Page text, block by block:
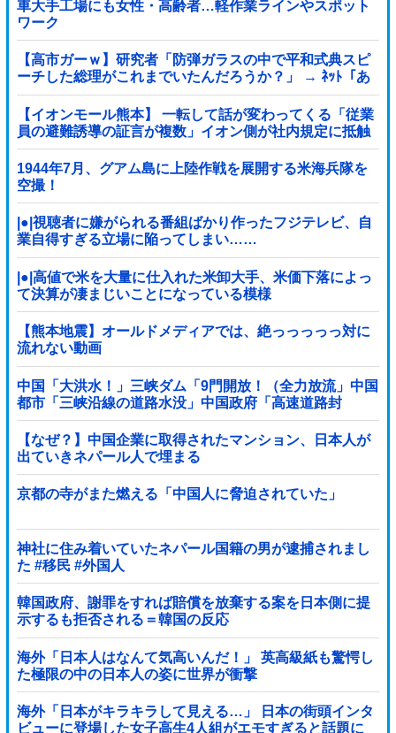
車大手工場にも女性・高齢者…軽作業ラインやスポット
ワーク
【高市ガーｗ】研究者「防弾ガラスの中で平和式典スピ
ーチした総理がこれまでいたんだろうか？」 → ﾈｯﾄ「あ
なたの応援してた石破前総理もしてましたよ？」ｗｗｗ
ｗｗ
【イオンモール熊本】 一転して話が変わってくる「従業
員の避難誘導の証言が複数」イオン側が社内規定に抵触
していた疑い
1944年7月、グアム島に上陸作戦を展開する米海兵隊を
空撮！
|●|視聴者に嫌がられる番組ばかり作ったフジテレビ、自
業自得すぎる立場に陥ってしまい……
|●|高値で米を大量に仕入れた米卸大手、米価下落によっ
て決算が凄まじいことになっている模様
【熊本地震】オールドメディアでは、絶っっっっっ対に
流れない動画
中国「大洪水！」三峡ダム「9門開放！（全力放流」中国
都市「三峡沿線の道路水没」中国政府「高速道路封
鎖！」中国ダム「緊急放流に合わせて開門（土砂崩...
【なぜ？】中国企業に取得されたマンション、日本人が
出ていきネパール人で埋まる
京都の寺がまた燃える「中国人に脅迫されていた」
神社に住み着いていたネパール国籍の男が逮捕されまし
た #移民 #外国人
韓国政府、謝罪をすれば賠償を放棄する案を日本側に提
示するも拒否される＝韓国の反応
海外「日本人はなんて気高いんだ！」 英高級紙も驚愕し
た極限の中の日本人の姿に世界が衝撃
海外「日本がキラキラして見える…」 日本の街頭インタ
ビューに登場した女子高生4人組がエモすぎると話題に